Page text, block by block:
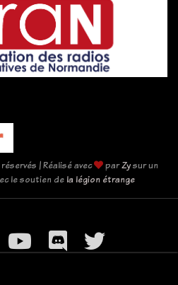
| Réalisé avec parZysur un
le soutien de la légion étrange